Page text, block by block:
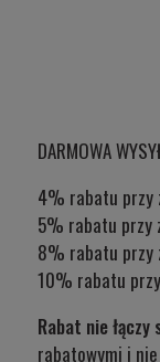
DARMOWA
4% rabatu przy
5% rabatu przy
8% rabatu przy
10% rabatu
Rabat nie
rabatowymi i